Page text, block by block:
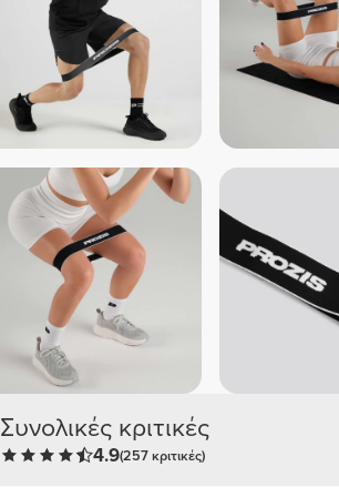
Συνολικές κριτικές
4.9(257 κριτικές)